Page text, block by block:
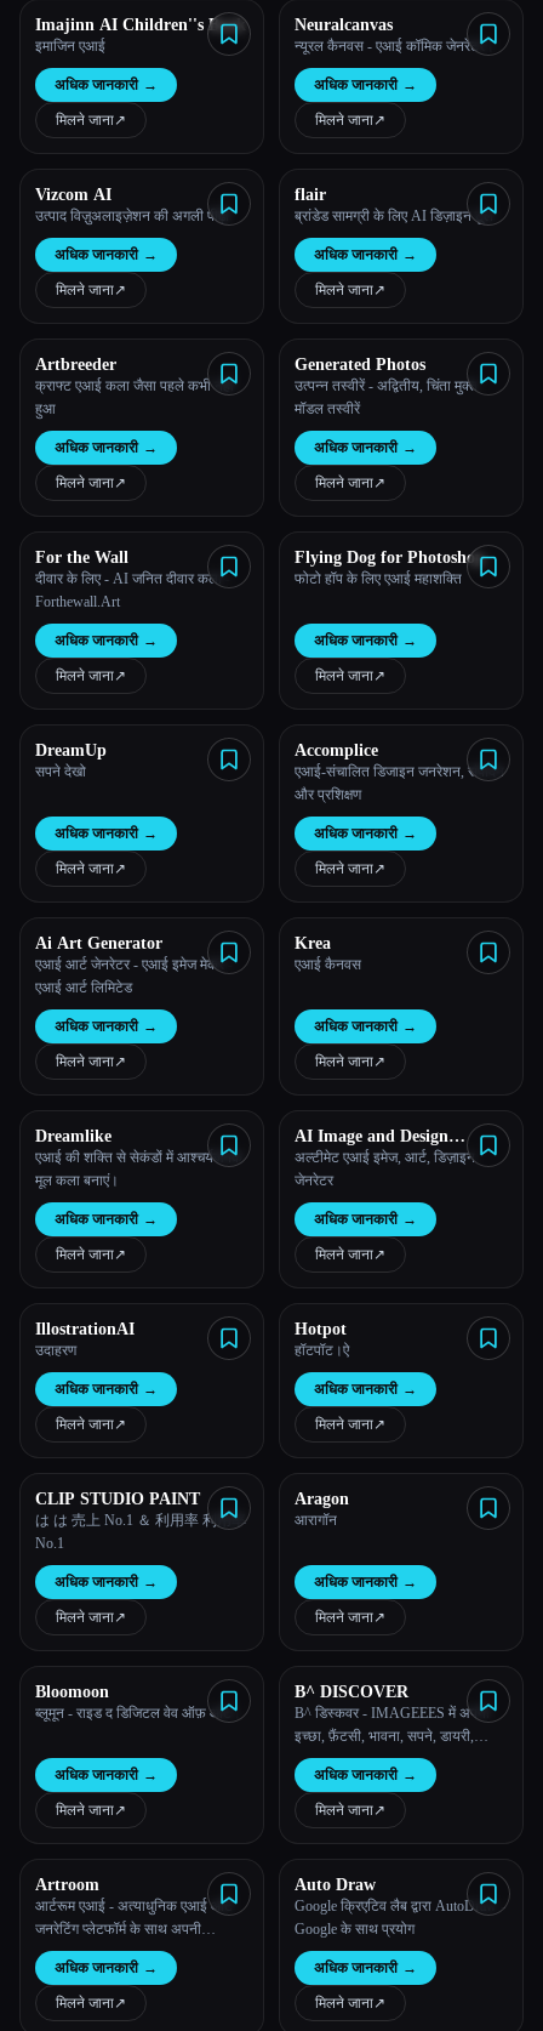
Imajinn AI Children''s Book
इमाजिन एआई
अधिक जानकारी →
मिलने जाना↗︎
Neuralcanvas
न्यूरल कैनवस - एआई कॉमिक जेनरेटर।
अधिक जानकारी →
मिलने जाना↗︎
Vizcom AI
उत्पाद विज़ुअलाइज़ेशन की अगली पीढ़ी
अधिक जानकारी →
मिलने जाना↗︎
flair
ब्रांडेड सामग्री के लिए AI डिज़ाइन टूल
अधिक जानकारी →
मिलने जाना↗︎
Artbreeder
क्राफ्ट एआई कला जैसा पहले कभी नहीं
हुआ
अधिक जानकारी →
मिलने जाना↗︎
Generated Photos
उत्पन्न तस्वीरें - अद्वितीय, चिंता मुक्त
मॉडल तस्वीरें
अधिक जानकारी →
मिलने जाना↗︎
For the Wall
दीवार के लिए - AI जनित दीवार कला -
Forthewall.Art
अधिक जानकारी →
मिलने जाना↗︎
Flying Dog for Photoshop
फोटो हॉप के लिए एआई महाशक्ति
अधिक जानकारी →
मिलने जाना↗︎
DreamUp
सपने देखो
अधिक जानकारी →
मिलने जाना↗︎
Accomplice
एआई-संचालित डिजाइन जनरेशन, संपादन
और प्रशिक्षण
अधिक जानकारी →
मिलने जाना↗︎
Ai Art Generator
एआई आर्ट जेनरेटर - एआई इमेज मेकर -
एआई आर्ट लिमिटेड
अधिक जानकारी →
मिलने जाना↗︎
Krea
एआई कैनवस
अधिक जानकारी →
मिलने जाना↗︎
Dreamlike
एआई की शक्ति से सेकंडों में आश्चर्यजनक
मूल कला बनाएं।
अधिक जानकारी →
मिलने जाना↗︎
AI Image and Design
Generator
अल्टीमेट एआई इमेज, आर्ट, डिज़ाइन
जेनरेटर
अधिक जानकारी →
मिलने जाना↗︎
IllostrationAI
उदाहरण
अधिक जानकारी →
मिलने जाना↗︎
Hotpot
हॉटपॉट।ऐ
अधिक जानकारी →
मिलने जाना↗︎
CLIP STUDIO PAINT
は は 売上 No.1 ＆ 利用率 利用率
No.1
अधिक जानकारी →
मिलने जाना↗︎
Aragon
आरागॉन
अधिक जानकारी →
मिलने जाना↗︎
Bloomoon
ब्लूमून - राइड द डिजिटल वेव ऑफ़ आर्ट।
अधिक जानकारी →
मिलने जाना↗︎
B^ DISCOVER
B^ डिस्कवर - IMAGEEES में अपनी
इच्छा, फ़ैंटसी, भावना, सपने, डायरी,
जीवन, फ़ैंटसी के बारे में जानो!
अधिक जानकारी →
मिलने जाना↗︎
Artroom
आर्टरूम एआई - अत्याधुनिक एआई आर्ट
जनरेटिंग प्लेटफॉर्म के साथ अपनी
रचनात्मकता को उजागर करें
अधिक जानकारी →
मिलने जाना↗︎
Auto Draw
Google क्रिएटिव लैब द्वारा AutoDraw -
Google के साथ प्रयोग
अधिक जानकारी →
मिलने जाना↗︎